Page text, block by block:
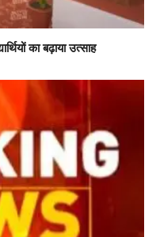
का बढ़ाया उत्साह